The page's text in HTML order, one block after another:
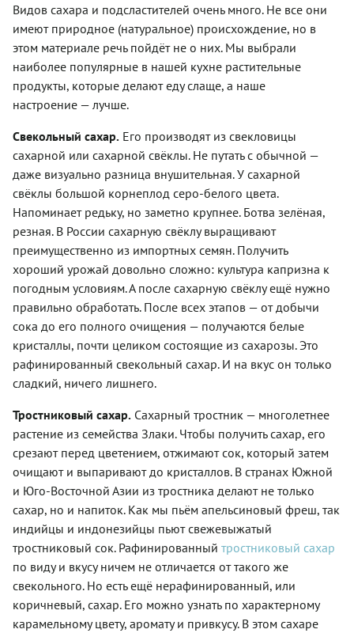
Видов сахара и подсластителей очень много. Не все они
имеют природное (натуральное) происхождение, но в
этом материале речь пойдёт не о них. Мы выбрали
наиболее популярные в нашей кухне растительные
продукты, которые делают еду слаще, а наше
настроение — лучше.
Свекольный сахар. Его производят из свекловицы
сахарной или сахарной свёклы. Не путать с обычной —
даже визуально разница внушительная. У сахарной
свёклы большой корнеплод серо-белого цвета.
Напоминает редьку, но заметно крупнее. Ботва зелёная,
резная. В России сахарную свёклу выращивают
преимущественно из импортных семян. Получить
хороший урожай довольно сложно: культура капризна к
погодным условиям. А после сахарную свёклу ещё нужно
правильно обработать. После всех этапов — от добычи
сока до его полного очищения — получаются белые
кристаллы, почти целиком состоящие из сахарозы. Это
рафинированный свекольный сахар. И на вкус он только
сладкий, ничего лишнего.
Тростниковый сахар. Сахарный тростник — многолетнее
растение из семейства Злаки. Чтобы получить сахар, его
срезают перед цветением, отжимают сок, который затем
очищают и выпаривают до кристаллов. В странах Южной
и Юго-Восточной Азии из тростника делают не только
сахар, но и напиток. Как мы пьём апельсиновый фреш, так
индийцы и индонезийцы пьют свежевыжатый
тростниковый сок. Рафинированный тростниковый сахар
по виду и вкусу ничем не отличается от такого же
свекольного. Но есть ещё нерафинированный, или
коричневый, сахар. Его можно узнать по характерному
карамельному цвету, аромату и привкусу. В этом сахаре